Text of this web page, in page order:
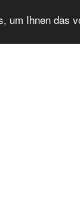
um Ihnen das